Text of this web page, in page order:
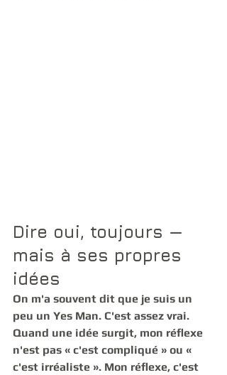
Dire oui, toujours —
mais à ses propres
idées
On m'a souvent dit que je suis un
peu un Yes Man. C'est assez vrai.
Quand une idée surgit, mon réflexe
n'est pas « c'est compliqué » ou «
c'est irréaliste ». Mon réflexe, c'est